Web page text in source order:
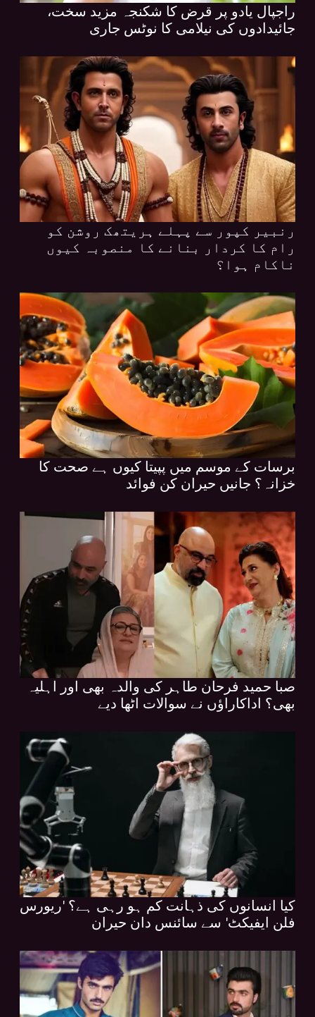
راجپال یادو پر قرض کا شکنجہ مزید سخت،
جائیدادوں کی نیلامی کا نوٹس جاری
رنبیر کپور سے پہلے ہریتھک روشن کو
رام کا کردار بنانے کا منصوبہ کیوں
ناکام ہوا؟
برسات کے موسم میں پپیتا کیوں ہے صحت کا
خزانہ؟ جانیں حیران کن فوائد
صبا حمید فرحان طاہر کی والدہ بھی اور اہلیہ
بھی؟ اداکاراؤں نے سوالات اٹھا دیے
کیا انسانوں کی ذہانت کم ہو رہی ہے؟ 'ریورس
فلن ایفیکٹ' سے سائنس دان حیران